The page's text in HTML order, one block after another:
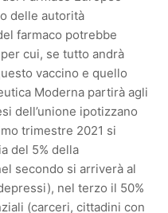
delle autorità
farmaco potrebbe
cui, se tutto andrà
vaccino e quello
Moderna partirà agli
dell’unione ipotizzano
trimestre 2021 si
del 5% della
secondo si arriverà al
nel terzo il 50%
(carceri, cittadini con